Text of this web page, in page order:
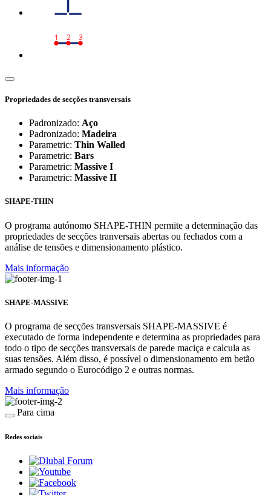
1 2 3
Propriedades de secções transversais
Padronizado: Aço
Padronizado: Madeira
Parametric: Thin Walled
Parametric: Bars
Parametric: Massive I
Parametric: Massive II
SHAPE-THIN
O programa autónomo SHAPE-THIN permite a determinação das
propriedades de secções tranversais abertas ou fechados com a
análise de tensões e dimensionamento plástico.
Mais informação
SHAPE-MASSIVE
O programa de secções transversais SHAPE-MASSIVE é
executado de forma independente e determina as propriedades para
todo o tipo de secções transversais de parede maciça e calcula as
suas tensões. Além disso, é possível o dimensionamento em betão
armado segundo o Eurocódigo 2 e outras normas.
Mais informação
Para cima
Redes sociais